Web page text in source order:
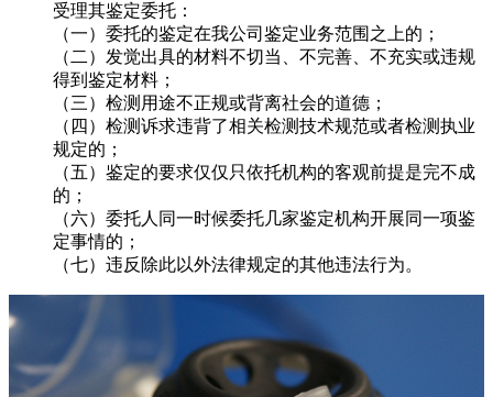
受理其鉴定委托：
（一）委托的鉴定在我公司鉴定业务范围之上的；
（二）发觉出具的材料不切当、不完善、不充实或违规
得到鉴定材料；
（三）检测用途不正规或背离社会的道德；
（四）检测诉求违背了相关检测技术规范或者检测执业
规定的；
（五）鉴定的要求仅仅只依托机构的客观前提是完不成
的；
（六）委托人同一时候委托几家鉴定机构开展同一项鉴
定事情的；
（七）违反除此以外法律规定的其他违法行为。